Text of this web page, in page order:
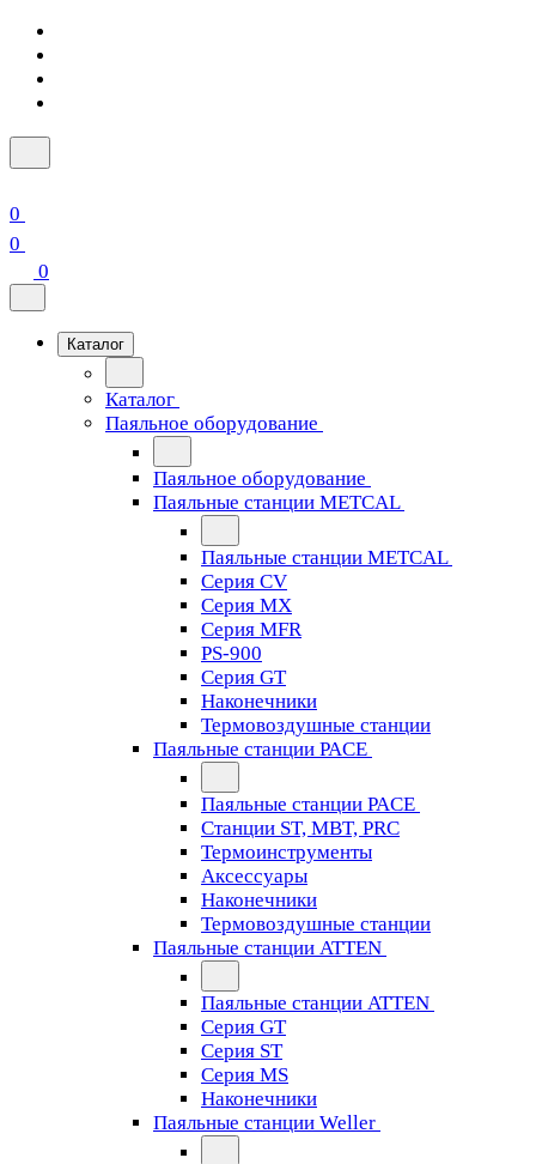
0
0
0
Каталог
Каталог
Паяльное оборудование
Паяльное оборудование
Паяльные станции METCAL
Паяльные станции METCAL
Серия CV
Серия MX
Серия MFR
PS-900
Серия GT
Наконечники
Термовоздушные станции
Паяльные станции PACE
Паяльные станции PACE
Станции ST, MBT, PRC
Термоинструменты
Аксессуары
Наконечники
Термовоздушные станции
Паяльные станции ATTEN
Паяльные станции ATTEN
Серия GT
Серия ST
Серия MS
Наконечники
Паяльные станции Weller